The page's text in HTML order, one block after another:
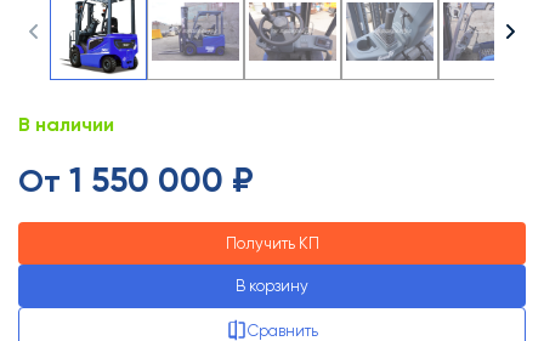
В наличии
От 1 550 000 ₽
Получить КП
В корзину
Сравнить